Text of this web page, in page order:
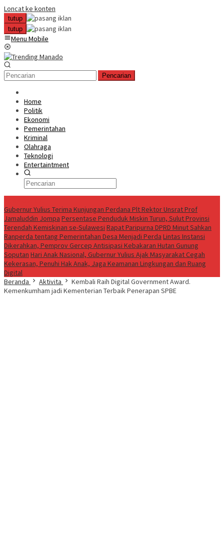
Loncat ke konten
tutup
tutup
Menu Mobile
Pencarian
Home
Politik
Ekonomi
Pemerintahan
Kriminal
Olahraga
Teknologi
Entertaintment
Gubernur Yulius Terima Kunjungan Perdana Plt Rektor Unsrat Prof
Jamaluddin Jompa Persentase Penduduk Miskin Turun, Sulut Provinsi
Terendah Kemiskinan se-Sulawesi Rapat Paripurna DPRD Minut Sahkan
Ranperda tentang Pemerintahan Desa Menjadi Perda Lintas Instansi
Dikerahkan, Pemprov Gercep Antisipasi Kebakaran Hutan Gunung
Soputan Hari Anak Nasional, Gubernur Yulius Ajak Masyarakat Cegah
Kekerasan, Penuhi Hak Anak, Jaga Keamanan Lingkungan dan Ruang
Digital
Beranda
Aktivita
Kembali Raih Digital Government Award.
Kemenkumham jadi Kementerian Terbaik Penerapan SPBE